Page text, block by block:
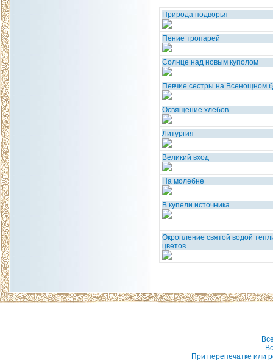
Природа подворья
Пение тропарей
Солнце над новым куполом
Певчие сестры на Всенощном
Освящение хлебов.
Литургия
Великий вход
На молебне
В купели источника
Окропление святой водой
цветов
При перепечатке или